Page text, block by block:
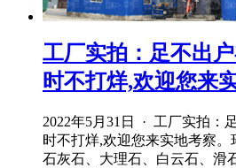
工厂实拍：足不出
时不打烊,欢迎您来
2022年5月31日 · 工厂实拍：
时不打烊,欢迎您来实地考察。
石灰石、大理石、白云石、滑